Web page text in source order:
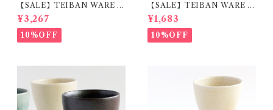
【SALE】TEIBAN WARE リ
ムプレートL 淡青磁 陶器 明山
窯
¥3,267
10%OFF
【SALE】TEIBAN WARE フ
リーカップM 淡青緑 陶器 明
山窯
¥1,683
10%OFF